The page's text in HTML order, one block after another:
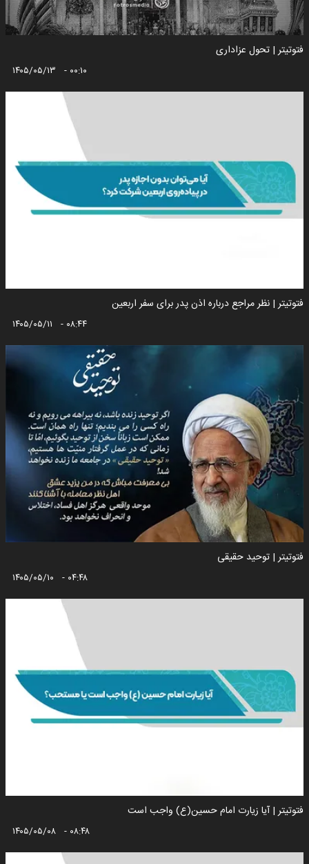
فتوتیتر | تحول عزاداری
۱۴۰۵/۰۵/۱۳ - ۰۰:۱۰
فتوتیتر | نظر مراجع درباره اذن پدر برای سفر اربعین
۱۴۰۵/۰۵/۱۱ - ۰۸:۴۴
فتوتیتر | توحید حقیقی
۱۴۰۵/۰۵/۱۰ - ۰۴:۴۸
فتوتیتر | آیا زیارت امام حسین(ع) واجب است
۱۴۰۵/۰۵/۰۸ - ۰۸:۴۸